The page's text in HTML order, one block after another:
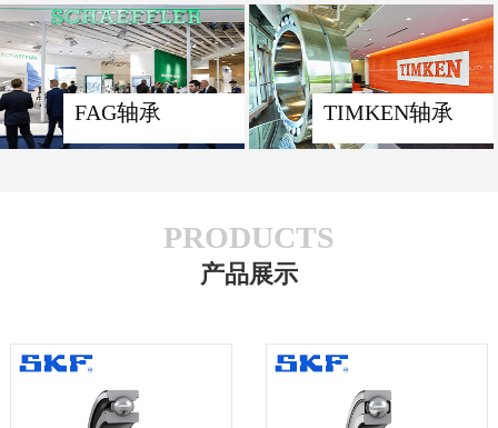
FAG轴承 TIMKEN轴承
PRODUCTS
产品展示